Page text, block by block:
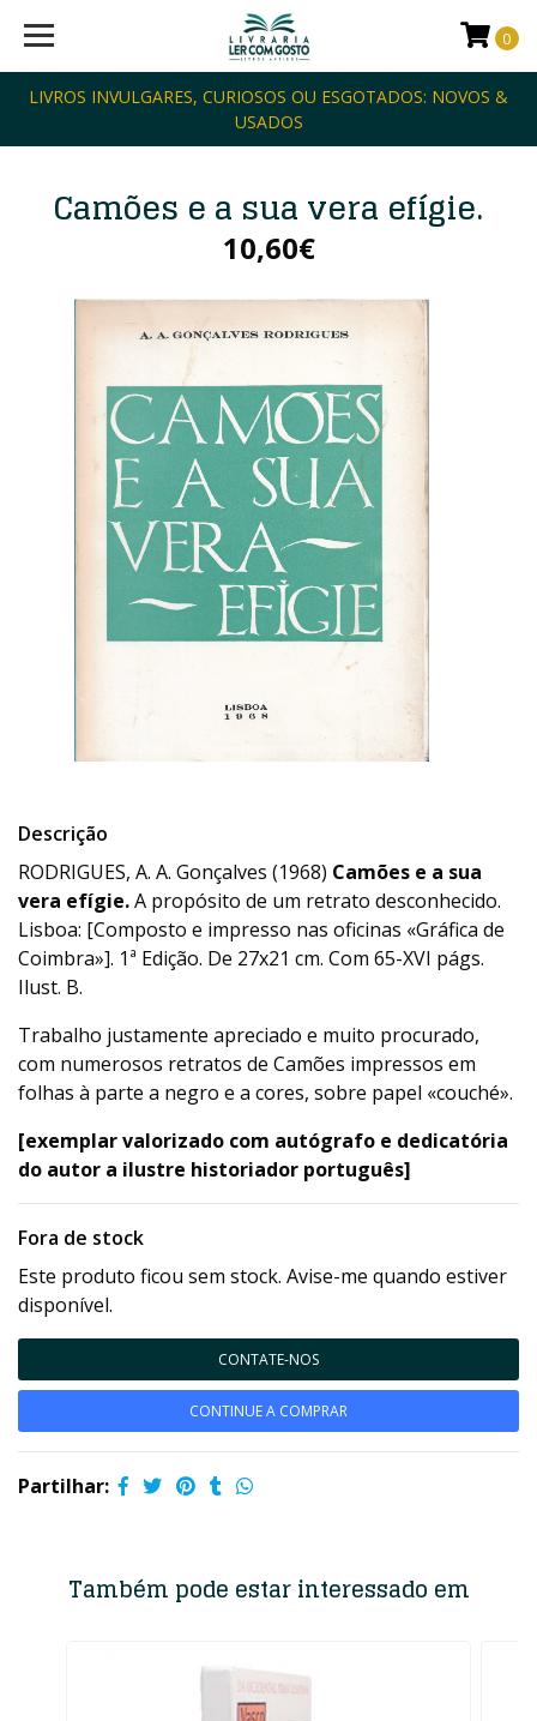
LIVROS INVULGARES, CURIOSOS OU ESGOTADOS: NOVOS &
USADOS
0
Camões e a sua vera efígie.
10,60€
Descrição
RODRIGUES, A. A. Gonçalves (1968) Camões e a sua
vera efígie.A propósito de um retrato desconhecido.
Lisboa: [Composto e impresso nas oficinas «Gráfica de
Coimbra»]. 1ª Edição. De 27x21 cm. Com 65-XVI págs.
Ilust. B.
Trabalho justamente apreciado e muito procurado,
com numerosos retratos de Camões impressos em
folhas à parte a negro e a cores, sobre papel «couché».
[exemplar valorizado com autógrafo e dedicatória
do autor a ilustre historiador português]
Fora de stock
Este produto ficou sem stock. Avise-me quando estiver
disponível.
CONTATE-NOS
CONTINUE A COMPRAR
Partilhar:
Também pode estar interessado em